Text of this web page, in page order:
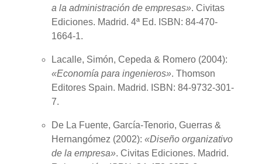
a la administración de empresas». Civitas
Ediciones. Madrid. 4ª Ed. ISBN: 84-470-
1664-1.
Lacalle, Simón, Cepeda & Romero (2004):
«Economía para ingenieros». Thomson
Editores Spain. Madrid. ISBN: 84-9732-301-
7.
De La Fuente, García-Tenorio, Guerras &
Hernangómez (2002): «Diseño organizativo
de la empresa». Civitas Ediciones. Madrid.